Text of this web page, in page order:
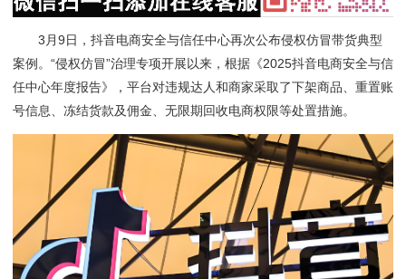
3月9日，抖音电商安全与信任中心再次公布侵权仿冒带货典型
案例。“侵权仿冒”治理专项开展以来，根据《2025抖音电商安全与信
任中心年度报告》，平台对违规达人和商家采取了下架商品、重置账
号信息、冻结货款及佣金、无限期回收电商权限等处置措施。